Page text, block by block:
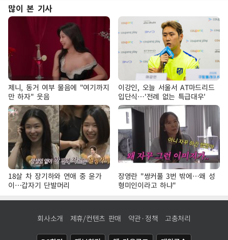
많이 본 기사
제니, 동거 여부 물음에 "여기까지
만 하자" 웃음
이강인, 오늘 서울서 AT마드리드
입단식…'전례 없는 특급대우'
18살 차 장기하와 연애 중 윤가
이…갑자기 단발머리
장영란 "쌍커풀 3번 밖에…왜 성
형미인이라고 하냐"
회사소개 제휴/컨텐츠 판매 약관·정책 고충처리